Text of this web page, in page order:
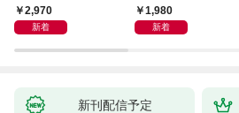
Veo， Kling， etc.
2,970
新着
作るデータ活用法
1,980
新着
新刊配信予定